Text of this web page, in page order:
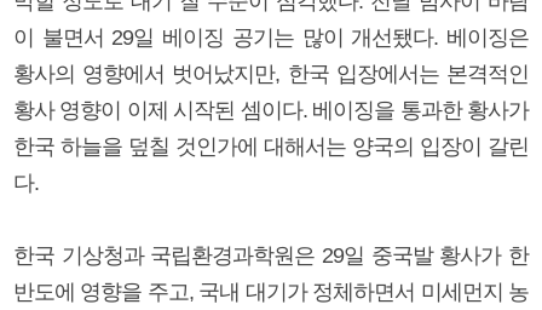
이 불면서 29일 베이징 공기는 많이 개선됐다. 베이징은
황사의 영향에서 벗어났지만, 한국 입장에서는 본격적인
황사 영향이 이제 시작된 셈이다. 베이징을 통과한 황사가
한국 하늘을 덮칠 것인가에 대해서는 양국의 입장이 갈린
다.
한국 기상청과 국립환경과학원은 29일 중국발 황사가 한
반도에 영향을 주고, 국내 대기가 정체하면서 미세먼지 농